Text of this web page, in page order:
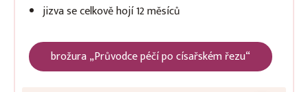
jizva se celkově hojí 12 měsíců
brožura „Průvodce péčí po císařském řezu“